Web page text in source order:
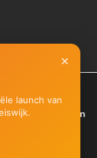
onze site te
we gebruiken
×
launch van